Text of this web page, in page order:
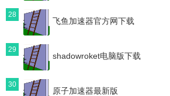
28
飞鱼加速器官方网下载
29
shadowroket电脑版下载
30
原子加速器最新版